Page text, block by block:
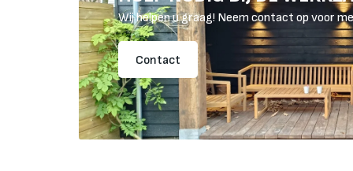
Wij helpen u graag! Neem contact op voor
Contact